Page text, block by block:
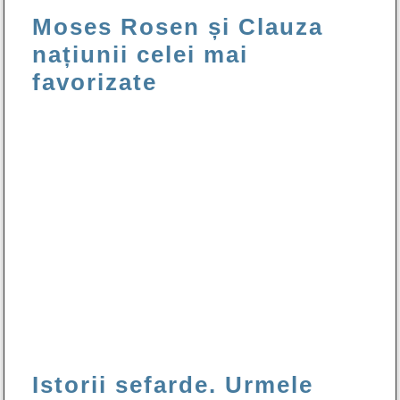
Moses Rosen și Clauza
națiunii celei mai
favorizate
Istorii sefarde. Urmele